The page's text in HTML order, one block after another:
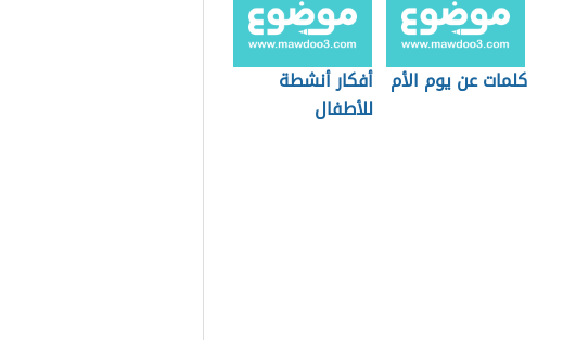
كلمات عن يوم الأم أفكار أنشطة
للأطفال